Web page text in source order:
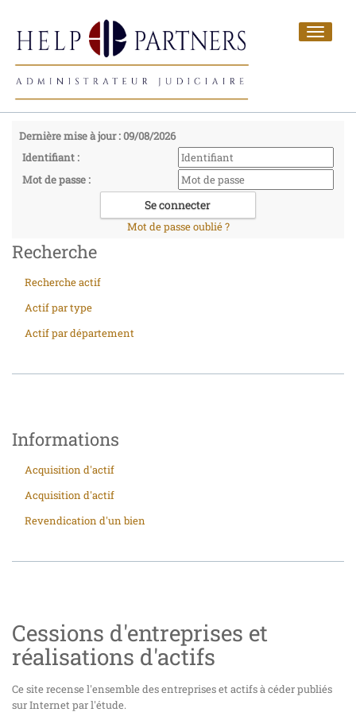
Toggle
Dernière mise à jour : 09/08/2026
Identifiant :
Mot de passe :
Mot de passe oublié ?
Recherche
Recherche actif
Actif par type
Actif par département
Informations
Acquisition d'actif
Acquisition d'actif
Revendication d'un bien
Cessions d'entreprises et
réalisations d'actifs
Ce site recense l'ensemble des entreprises et actifs à céder publiés
sur Internet par l'étude.